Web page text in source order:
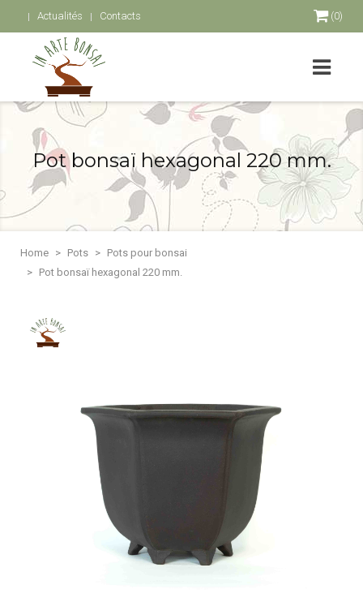
Actualités Contacts (0)
Pot bonsaï hexagonal 220 mm.
Home Pots
Pots pour bonsai
Pot bonsaï hexagonal 220 mm.